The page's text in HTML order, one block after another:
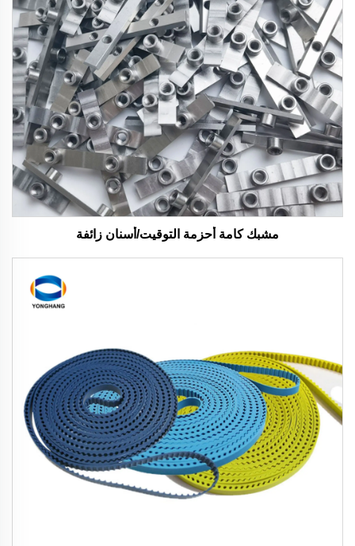
مشبك كامة أحزمة التوقيت/أسنان زائفة